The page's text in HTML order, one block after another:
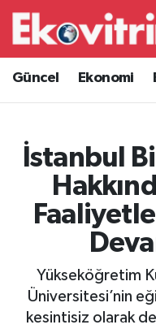
Güncel Ekonomi
İstanbul
Yükseköğretim
Üniversitesi’nin
kesintisiz olarak
Güncel
Ekonomi
Borsa Haberleri
İş Dünyası
Lojistik
Otovitrin
Asayiş
Hava Durumu
Trafik Durumu
Süper Lig Puan
Tüm Manşetler
Son Dakika
Haber Arşivi